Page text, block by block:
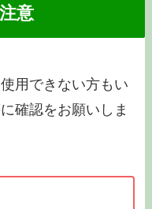
意
用できない方もい
確認をお願いしま